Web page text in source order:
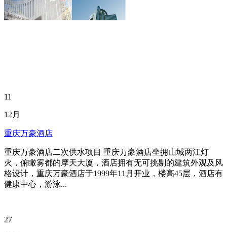
11
12月
重庆万豪酒店
重庆万豪酒店二次供水项目 重庆万豪酒店坐拥山城两江灯
火，俯瞰雾都的摩天大厦，酒店拥有无可挑剔的建筑外观及风
格设计，重庆万豪酒店于1999年11月开业，楼高45层，酒店有
健康中心，游泳...
27